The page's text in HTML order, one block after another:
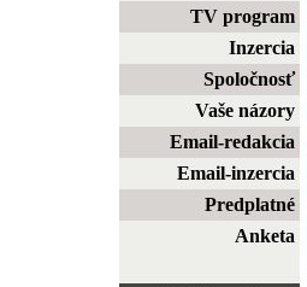
TV program
Inzercia
Spoločnosť
Vaše názory
Email-redakcia
Email-inzercia
Predplatné
Anketa